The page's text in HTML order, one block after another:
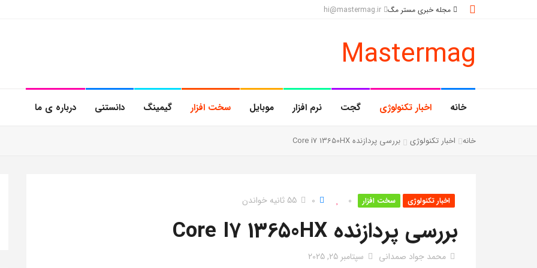
مجله خبری مستر مگ
Mastermag
خانه اخبار تکنولوژی گجت نرم افزار موبایل سخت افزار گیمینگ دانستنی درباره ی ما
خانه اخبار تکنولوژی بررسی پردازنده Core i7 13650HX
اخبار تکنولوژی سخت افزار 0
0 55 ثانیه خواندن
بررسی پردازنده Core I7 13650HX
محمد جواد صمدانی سپتامبر 25, 2025